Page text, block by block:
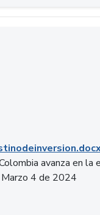
avanza en
4 de 2024